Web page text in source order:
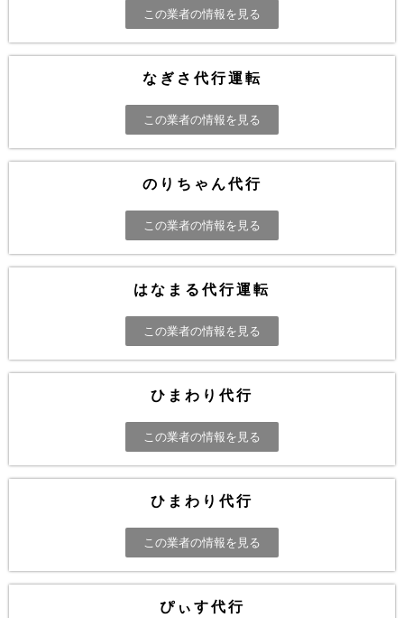
この業者の情報を見る
なぎさ代行運転
この業者の情報を見る
のりちゃん代行
この業者の情報を見る
はなまる代行運転
この業者の情報を見る
ひまわり代行
この業者の情報を見る
ひまわり代行
この業者の情報を見る
ぴぃす代行